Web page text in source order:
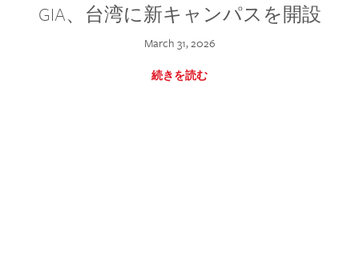
GIA、台湾に新キャンパスを開設
March 31, 2026
続きを読む